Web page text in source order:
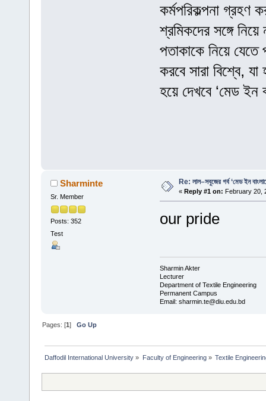
কর্মপরিকল্পনা গ্রহণ
শ্রমিকদের সঙ্গে
পতাকাকে নিয়ে
করবে সারা বিশ্বে,
হয়ে দেখবে ‘মেড ইন
Sharminte
Sr. Member
Posts: 352
Test
Re: লাল–সবুজের গর্ব ‘মেড ইন
« Reply #1 on: February 20,
our pride
Sharmin Akter
Lecturer
Department of Textile Engineering
Permanent Campus
Email: sharmin.te@diu.edu.bd
Pages: [1]Go Up
Daffodil International University » Faculty of Engineering» Textile